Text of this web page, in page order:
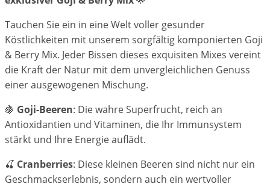
Tauchen Sie ein in eine Welt voller gesunder
Köstlichkeiten mit unserem sorgfältig komponierten Goji
& Berry Mix. Jeder Bissen dieses exquisiten Mixes vereint
die Kraft der Natur mit dem unvergleichlichen Genuss
einer ausgewogenen Mischung.
🍇 Goji-Beeren: Die wahre Superfrucht, reich an
Antioxidantien und Vitaminen, die Ihr Immunsystem
stärkt und Ihre Energie auflädt.
🍒 Cranberries: Diese kleinen Beeren sind nicht nur ein
Geschmackserlebnis, sondern auch ein wertvoller